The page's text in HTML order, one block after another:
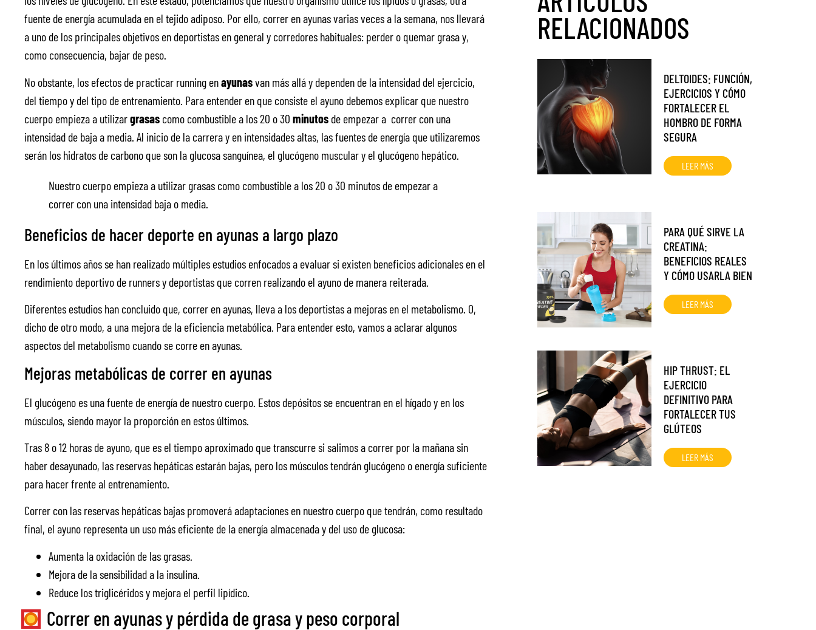
fuente de energía acumulada en el tejido adiposo. Por ello, correr en ayunas varias veces a la semana, nos llevará
a uno de los principales objetivos en deportistas en general y corredores habituales: perder o quemar grasa y,
como consecuencia, bajar de peso.
No obstante, los efectos de practicar running enayunasvan más allá y dependen de la intensidad del ejercicio,
del tiempo y del tipo de entrenamiento. Para entender en que consiste el ayuno debemos explicar que nuestro
cuerpo empieza a utilizargrasas como combustible a los 20 o 30 minutos de empezar a correr con una
intensidad de baja a media. Al inicio de la carrera y en intensidades altas, las fuentes de energía que utilizaremos
serán los hidratos de carbono que son la glucosa sanguínea, el glucógeno muscular y el glucógeno hepático.
Nuestro cuerpo empieza a utilizar grasas como combustible a los 20 o 30 minutos de empezar a
correr con una intensidad baja o media.
Beneficios de hacer deporte en ayunas a largo plazo
En los últimos años se han realizado múltiples estudios enfocados a evaluar si existen beneficios adicionales en el
rendimiento deportivo de runners y deportistas que corren realizando el ayuno de manera reiterada.
Diferentes estudios han concluido que, correr en ayunas, lleva a los deportistas a mejoras en el metabolismo. O,
dicho de otro modo, a una mejora de la eficiencia metabólica. Para entender esto, vamos a aclarar algunos
aspectos del metabolismo cuando se corre en ayunas.
Mejoras metabólicas de correr en ayunas
El glucógeno es una fuente de energía de nuestro cuerpo. Estos depósitos se encuentran en el hígado y en los
músculos, siendo mayor la proporción en estos últimos.
Tras 8 o 12 horas de ayuno, que es el tiempo aproximado que transcurre si salimos a correr por la mañana sin
haber desayunado, las reservas hepáticas estarán bajas, pero los músculos tendrán glucógeno o energía suficiente
para hacer frente al entrenamiento.
Correr con las reservas hepáticas bajas promoverá adaptaciones en nuestro cuerpo que tendrán, como resultado
final, el ayuno representa un uso más eficiente de la energía almacenada y del uso de glucosa:
Aumenta la oxidación de las grasas.
Mejora de la sensibilidad a la insulina.
Reduce los triglicéridos y mejora el perfil lipídico.
Correr en ayunas y pérdida de grasa y peso corporal
RELACIONADOS
DELTOIDES: FUNCIÓN,
EJERCICIOS Y CÓMO
FORTALECER EL
HOMBRO DE FORMA
SEGURA
LEER MÁS
PARA QUÉ SIRVE LA
CREATINA:
BENEFICIOS REALES
Y CÓMO USARLA BIEN
LEER MÁS
HIP THRUST: EL
EJERCICIO
DEFINITIVO PARA
FORTALECER TUS
GLÚTEOS
LEER MÁS